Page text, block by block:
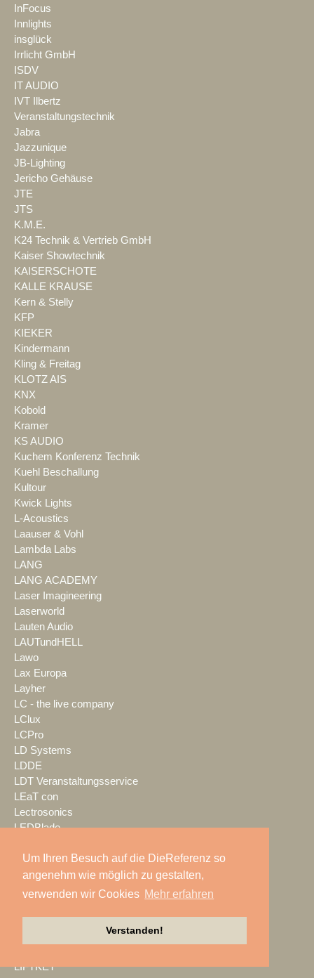
Um Ihren Besuch auf die DieReferenz so
angenehm wie möglich zu gestalten,
verwenden wir Cookies Mehr erfahren
Verstanden!
InFocus
Innlights
insglück
Irrlicht GmbH
ISDV
IT AUDIO
IVT Ilbertz
Veranstaltungstechnik
Jabra
Jazzunique
JB-Lighting
Jericho Gehäuse
JTE
JTS
K.M.E.
K24 Technik & Vertrieb GmbH
Kaiser Showtechnik
KAISERSCHOTE
KALLE KRAUSE
Kern & Stelly
KFP
KIEKER
Kindermann
Kling & Freitag
KLOTZ AIS
KNX
Kobold
Kramer
KS AUDIO
Kuchem Konferenz Technik
Kuehl Beschallung
Kultour
Kwick Lights
L-Acoustics
Laauser & Vohl
Lambda Labs
LANG
LANG ACADEMY
Laser Imagineering
Laserworld
Lauten Audio
LAUTundHELL
Lawo
Lax Europa
Layher
LC - the live company
LClux
LCPro
LD Systems
LDDE
LDT Veranstaltungsservice
LEaT con
Lectrosonics
LEDBlade
LEDium
Leu Sound
Leyard
LG Electronics Deutschland
LIFTKET